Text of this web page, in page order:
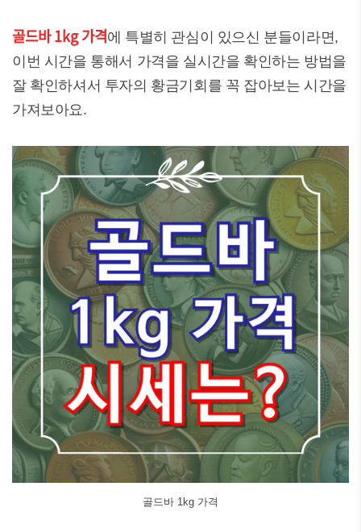
골드바 1kg 가격에 특별히 관심이 있으신 분들이라면,
이번 시간을 통해서 가격을 실시간을 확인하는 방법을
잘 확인하셔서 투자의 황금기회를 꼭 잡아보는 시간을
가져보아요.
골드바 1kg 가격